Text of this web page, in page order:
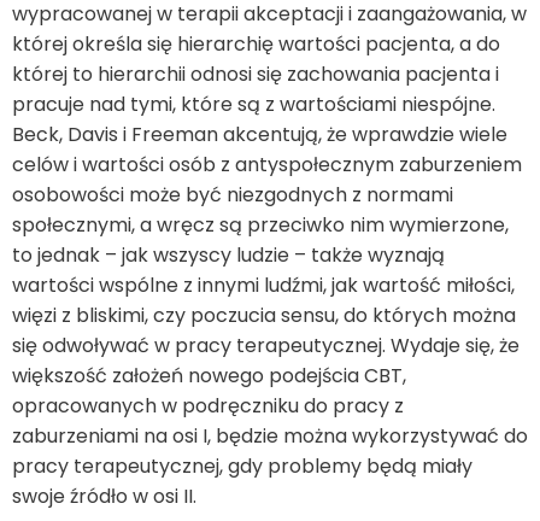
wypracowanej w terapii akceptacji i zaangażowania, w
której określa się hierarchię wartości pacjenta, a do
której to hierarchii odnosi się zachowania pacjenta i
pracuje nad tymi, które są z wartościami niespójne.
Beck, Davis i Freeman akcentują, że wprawdzie wiele
celów i wartości osób z antyspołecznym zaburzeniem
osobowości może być niezgodnych z normami
społecznymi, a wręcz są przeciwko nim wymierzone,
to jednak – jak wszyscy ludzie – także wyznają
wartości wspólne z innymi ludźmi, jak wartość miłości,
więzi z bliskimi, czy poczucia sensu, do których można
się odwoływać w pracy terapeutycznej. Wydaje się, że
większość założeń nowego podejścia CBT,
opracowanych w podręczniku do pracy z
zaburzeniami na osi I, będzie można wykorzystywać do
pracy terapeutycznej, gdy problemy będą miały
swoje źródło w osi II.